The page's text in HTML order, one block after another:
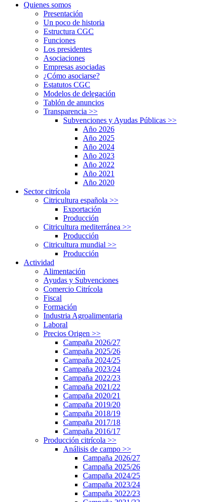
Quienes somos
Presentación
Un poco de historia
Estructura CGC
Funciones
Los presidentes
Asociaciones
Empresas asociadas
¿Cómo asociarse?
Estatutos CGC
Modelos de delegación
Tablón de anuncios
Transparencia >>
Subvenciones y Ayudas Públicas >>
Año 2026
Año 2025
Año 2024
Año 2023
Año 2022
Año 2021
Año 2020
Sector citrícola
Citricultura española >>
Exportación
Producción
Citricultura mediterránea >>
Producción
Citricultura mundial >>
Producción
Actividad
Alimentación
Ayudas y Subvenciones
Comercio Citrícola
Fiscal
Formación
Industria Agroalimentaria
Laboral
Precios Origen >>
Campaña 2026/27
Campaña 2025/26
Campaña 2024/25
Campaña 2023/24
Campaña 2022/23
Campaña 2021/22
Campaña 2020/21
Campaña 2019/20
Campaña 2018/19
Campaña 2017/18
Campaña 2016/17
Producción citrícola >>
Análisis de campo >>
Campaña 2026/27
Campaña 2025/26
Campaña 2024/25
Campaña 2023/24
Campaña 2022/23